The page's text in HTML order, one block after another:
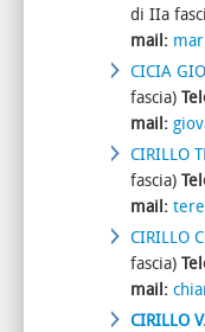
di IIa
mail:
CICIA
fascia)
mail:
CIRILLO
fascia)
mail:
CIRILLO
fascia)
mail:
CIRILLO